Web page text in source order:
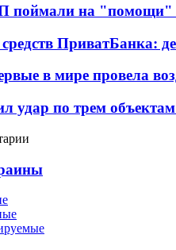
поймали на "помощи"
ПриватБанка:
в мире провела
удар по трем